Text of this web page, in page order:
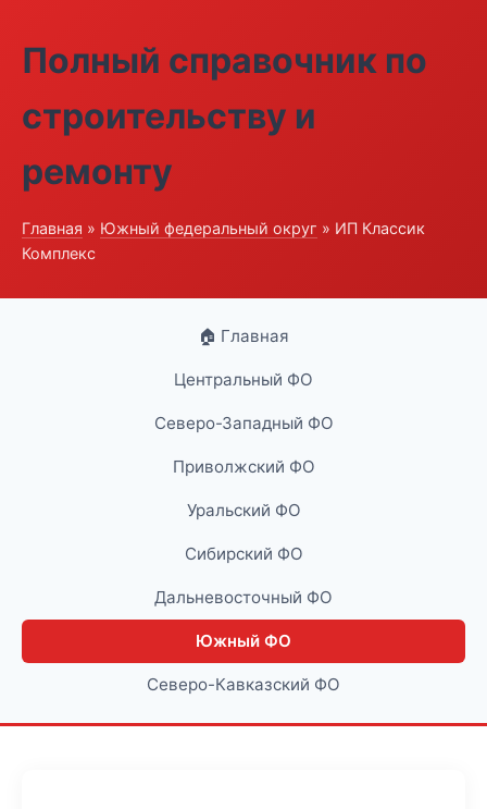
Полный справочник по
строительству и
ремонту
Главная » Южный федеральный округ » ИП Классик
Комплекс
🏠 Главная
Центральный ФО
Северо-Западный ФО
Приволжский ФО
Уральский ФО
Сибирский ФО
Дальневосточный ФО
Южный ФО
Северо-Кавказский ФО